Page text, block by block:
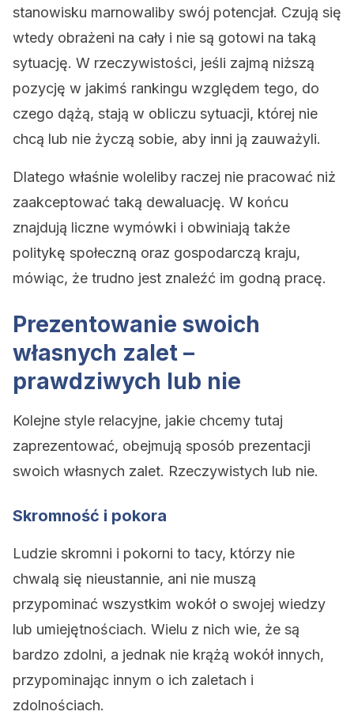
stanowisku marnowaliby swój potencjał. Czują się
wtedy obrażeni na cały i nie są gotowi na taką
sytuację. W rzeczywistości, jeśli zajmą niższą
pozycję w jakimś rankingu względem tego, do
czego dążą, stają w obliczu sytuacji, której nie
chcą lub nie życzą sobie, aby inni ją zauważyli.
Dlatego właśnie woleliby raczej nie pracować niż
zaakceptować taką dewaluację. W końcu
znajdują liczne wymówki i obwiniają także
politykę społeczną oraz gospodarczą kraju,
mówiąc, że trudno jest znaleźć im godną pracę.
Prezentowanie swoich
własnych zalet –
prawdziwych lub nie
Kolejne style relacyjne, jakie chcemy tutaj
zaprezentować, obejmują sposób prezentacji
swoich własnych zalet. Rzeczywistych lub nie.
Skromność i pokora
Ludzie skromni i pokorni to tacy, którzy nie
chwalą się nieustannie, ani nie muszą
przypominać wszystkim wokół o swojej wiedzy
lub umiejętnościach. Wielu z nich wie, że są
bardzo zdolni, a jednak nie krążą wokół innych,
przypominając innym o ich zaletach i
zdolnościach.